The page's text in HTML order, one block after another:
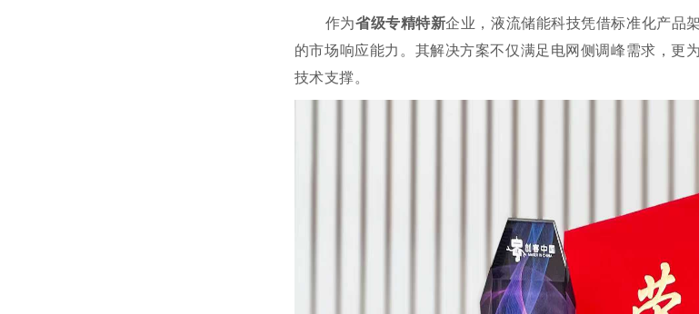
作为省级专精特新企业，液流储能科技凭借标准化产品
的市场响应能力。其解决方案不仅满足电网侧调峰需求，更
技术支撑。